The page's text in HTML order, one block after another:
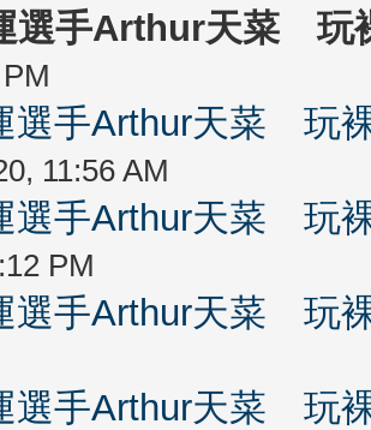
選手Arthur天菜 玩
選手Arthur天菜 玩
11:56 AM
選手Arthur天菜 玩
PM
選手Arthur天菜 玩
選手Arthur天菜 玩